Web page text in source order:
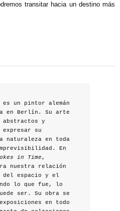
transitar hacia un destino más
es un pintor alemán
en Berlín. Su arte
abstractos y
su
naturaleza en toda
En
in Time ,
nuestra relación
del espacio y el
lo que fue, lo
ser. Su obra se
en todo